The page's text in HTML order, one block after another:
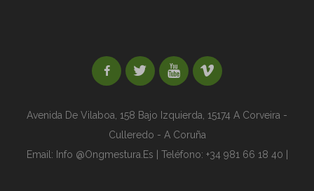
Avenida De Vilaboa, 158 Bajo Izquierda, 15174 A Corveira -
Culleredo - A Coruña
Email: Info @ongmestura.es | Teléfono: +34 981 66 18 40 |